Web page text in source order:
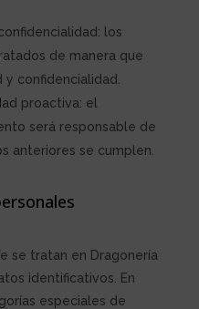
los
de manera que
confidencialidad.
proactiva: el
será responsable de
anteriores se cumplen.
se tratan en Dragonería
identificativos. En
especiales de